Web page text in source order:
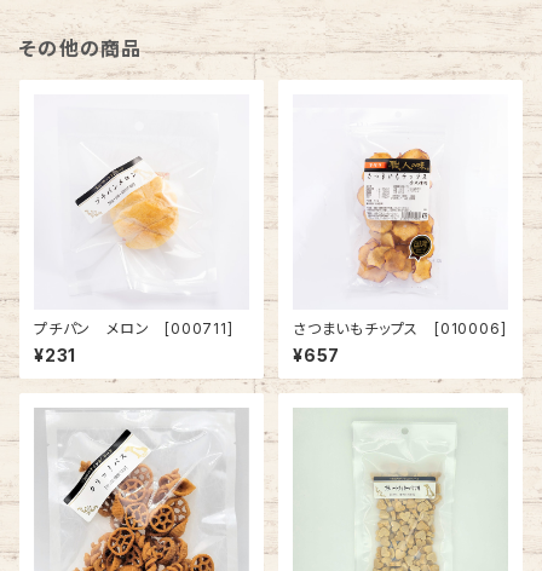
その他の商品
プチパン メロン [000711]
¥231
さつまいもチップス [010006]
¥657